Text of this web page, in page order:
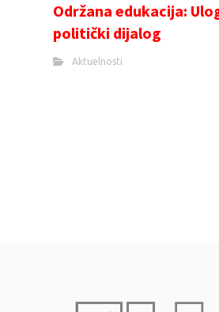
Održana edukacija:
politički dijalog
Aktuelnosti